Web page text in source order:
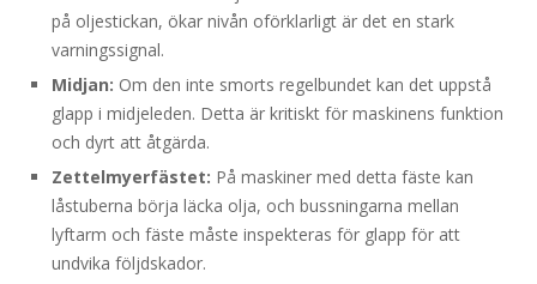
på oljestickan, ökar nivån oförklarligt är det en stark
varningssignal.
Midjan: Om den inte smorts regelbundet kan det uppstå
glapp i midjeleden. Detta är kritiskt för maskinens funktion
och dyrt att åtgärda.
Zettelmyerfästet: På maskiner med detta fäste kan
låstuberna börja läcka olja, och bussningarna mellan
lyftarm och fäste måste inspekteras för glapp för att
undvika följdskador.